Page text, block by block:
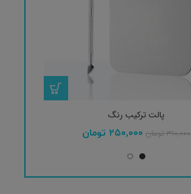
پالت ترکیب رنگ
۳۱۰,۰۰۰ تومان ۲۵۰,۰۰۰ تومان